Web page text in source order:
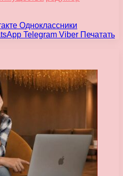
Одноклассники
Telegram Viber Печатать